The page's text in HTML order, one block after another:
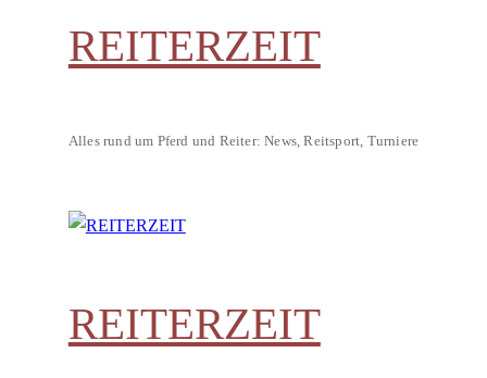
REITERZEIT
Alles rund um Pferd und Reiter: News, Reitsport, Turniere
REITERZEIT